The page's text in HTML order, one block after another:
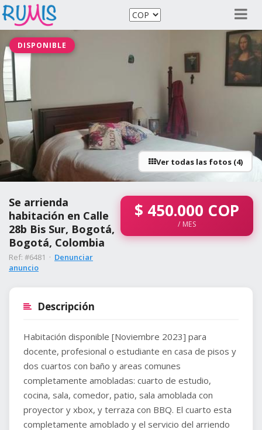
DISPONIBLE
Ver todas las fotos (4)
Se arrienda
habitación en Calle
28b Bis Sur, Bogotá,
Bogotá, Colombia
Ref: #6481 · Denunciar
anuncio
$ 450.000 COP
/ MES
Descripción
Habitación disponible [Noviembre 2023] para
docente, profesional o estudiante en casa de pisos y
dos cuartos con baño y areas comunes
completamente amobladas: cuarto de estudio,
cocina, sala, comedor, patio, sala amoblada con
proyector y xbox, y terraza con BBQ. El cuarto esta
completamente amoblado y el servicio del arriendo